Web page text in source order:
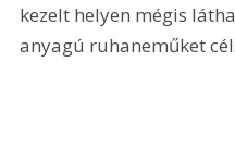
kezelt helyen mégis
anyagú ruhaneműket